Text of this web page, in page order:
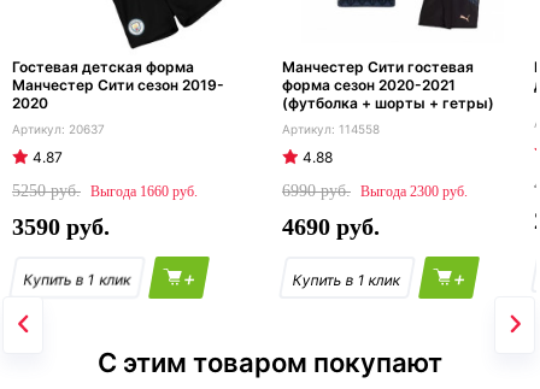
Гостевая детская форма
Манчестер Сити сезон 2019-
2020
20637
4.87
5250
1660
3590
+
Манчестер Сити гостевая
форма сезон 2020-2021
(футболка + шорты + гетры)
114558
4.88
6990
2300
4690
+
С этим товаром покупают